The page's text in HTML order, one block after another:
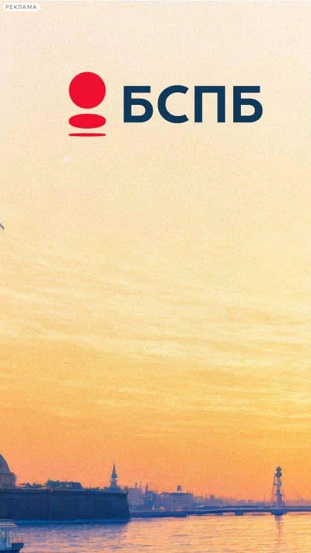
РЕКЛАМА
Сегодня:
2026.08.08
01:39
Афиша Plus